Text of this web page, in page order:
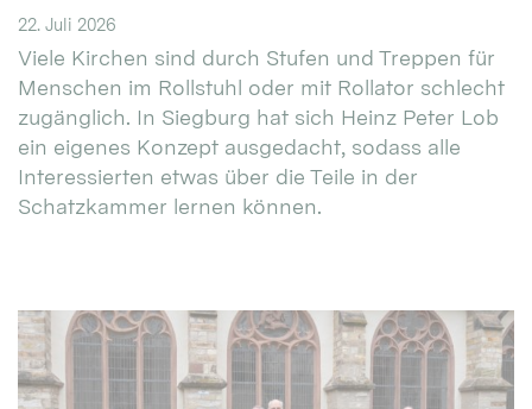
22. Juli 2026
Viele Kirchen sind durch Stufen und Treppen für
Menschen im Rollstuhl oder mit Rollator schlecht
zugänglich. In Siegburg hat sich Heinz Peter Lob
ein eigenes Konzept ausgedacht, sodass alle
Interessierten etwas über die Teile in der
Schatzkammer lernen können.